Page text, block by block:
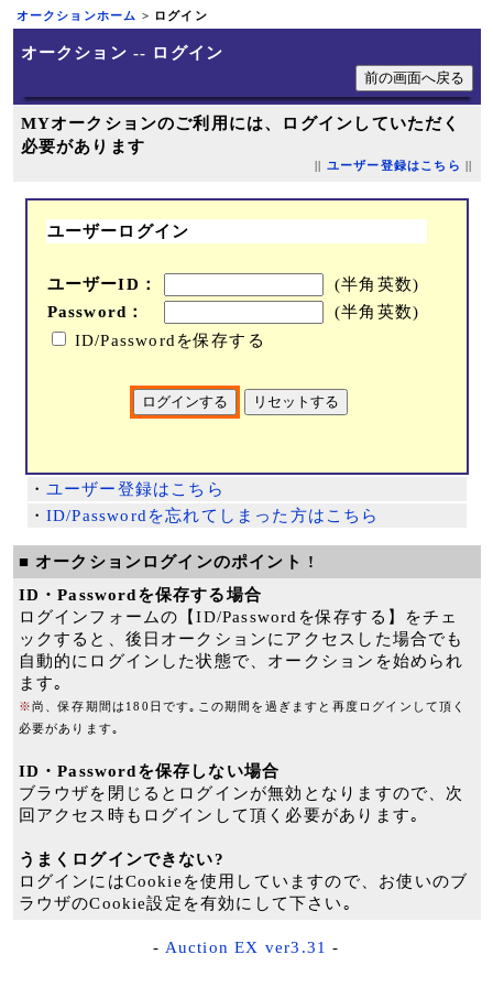
オークションホーム > ログイン
オークション -- ログイン
MYオークションのご利用には、ログインしていただく
必要があります
ユーザー登録はこちら
ユーザーログイン
ユーザーID：
(半角英数)
Password：
(半角英数)
ID/Passwordを保存する
・ ユーザー登録はこちら
・ ID/Passwordを忘れてしまった方はこちら
■ オークションログインのポイント !
ID・Passwordを保存する場合
ログインフォームの【ID/Passwordを保存する】をチェ
ックすると、後日オークションにアクセスした場合でも
自動的にログインした状態で、オークションを始められ
ます｡
※尚、保存期間は180日です｡この期間を過ぎますと再度ログインして頂く
必要があります｡
ID・Passwordを保存しない場合
ブラウザを閉じるとログインが無効となりますので、次
回アクセス時もログインして頂く必要があります｡
うまくログインできない?
ログインにはCookieを使用していますので、お使いのブ
ラウザのCookie設定を有効にして下さい｡
- Auction EX ver3.31 -